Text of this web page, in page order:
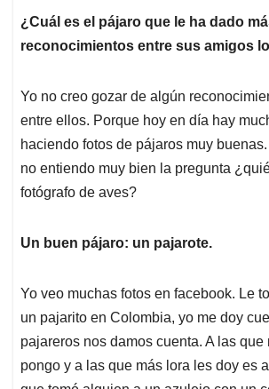
¿Cuál es el pájaro que le ha dado
reconocimientos entre sus amigos
Yo no creo gozar de algún
entre ellos. Porque hoy en día hay
haciendo fotos de pájaros muy
no entiendo muy bien la pregunta
fotógrafo de aves?
Un buen pájaro: un pajarote.
Yo veo muchas fotos en facebook. Le
un pajarito en Colombia, yo me doy
pajareros nos damos cuenta. A las que
pongo y a las que más lora les doy es